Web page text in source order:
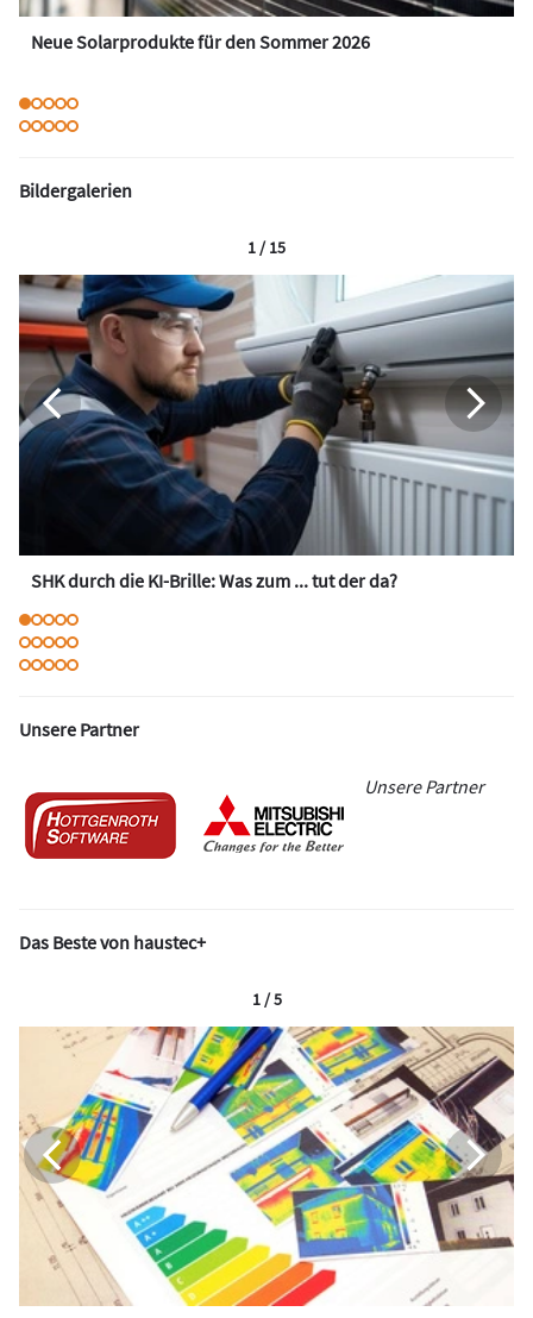
Neue Solarprodukte für den Sommer 2026
Bildergalerien
SHK durch die KI-Brille: Was zum ... tut der da?
1 / 15
Unsere Partner
Unsere Partner
Das Beste von haustec+
1 / 5